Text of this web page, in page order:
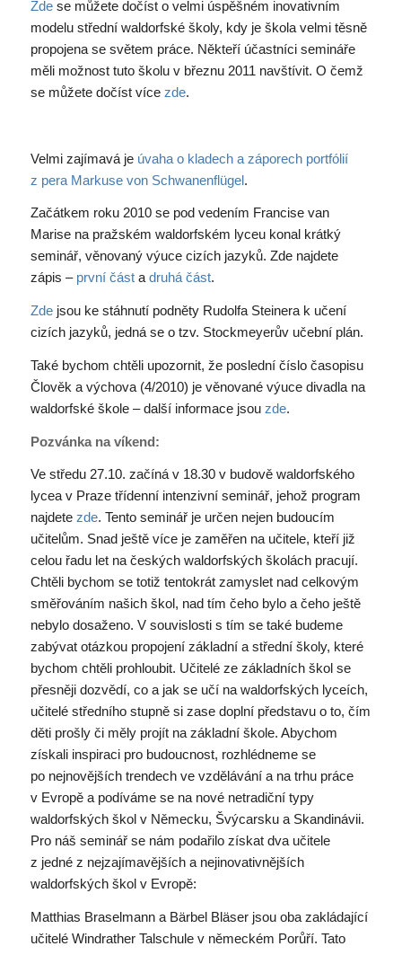
Zdese můžete dočíst o velmi úspěšném inovativním
modelu střední waldorfské školy, kdy je škola velmi těsně
propojena se světem práce. Někteří účastníci semináře
měli možnost tuto školu v březnu 2011 navštívit. O čemž
se můžete dočíst více zde.
Velmi zajímavá je úvaha o kladech a záporech portfólií
z pera Markuse von Schwanenflügel.
Začátkem roku 2010 se pod vedením Francise van
Marise na pražském waldorfském lyceu konal krátký
seminář, věnovaný výuce cizích jazyků. Zde najdete
zápis – první částa druhá část.
Zdejsou ke stáhnutí podněty Rudolfa Steinera k učení
cizích jazyků, jedná se o tzv. Stockmeyerův učební plán.
Také bychom chtěli upozornit, že poslední číslo časopisu
Člověk a výchova (4/2010) je věnované výuce divadla na
waldorfské škole – další informace jsou zde.
Pozvánka na víkend:
Ve středu 27.10. začíná v 18.30 v budově waldorfského
lycea v Praze třídenní intenzivní seminář, jehož program
najdete zde. Tento seminář je určen nejen budoucím
učitelům. Snad ještě více je zaměřen na učitele, kteří již
celou řadu let na českých waldorfských školách pracují.
Chtěli bychom se totiž tentokrát zamyslet nad celkovým
směřováním našich škol, nad tím čeho bylo a čeho ještě
nebylo dosaženo. V souvislosti s tím se také budeme
zabývat otázkou propojení základní a střední školy, které
bychom chtěli prohloubit. Učitelé ze základních škol se
přesněji dozvědí, co a jak se učí na waldorfských lyceích,
učitelé středního stupně si zase doplní představu o to, čím
děti prošly či měly projít na základní škole. Abychom
získali inspiraci pro budoucnost, rozhlédneme se
po nejnovějších trendech ve vzdělávání a na trhu práce
v Evropě a podíváme se na nové netradiční typy
waldorfských škol v Německu, Švýcarsku a Skandinávii.
Pro náš seminář se nám podařilo získat dva učitele
z jedné z nejzajímavějších a nejinovativnějších
waldorfských škol v Evropě:
Matthias Braselmann a Bärbel Bläser jsou oba zakládající
učitelé Windrather Talschule v německém Porůří. Tato